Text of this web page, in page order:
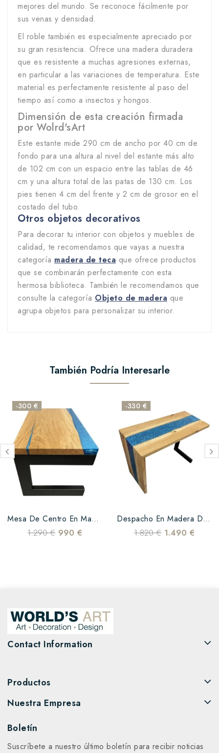
mejores del mundo. Se reconoce fácilmente por
sus venas y densidad.
El roble también es especialmente apreciado por
su gran resistencia. Ofrece una madera duradera
que es resistente a muchas agresiones externas,
en particular a las variaciones de temperatura. Este
material es perfectamente resistente al paso del
tiempo así como a insectos y hongos.
Dimensión de esta creación firmada
por Wolrd'sArt
Este estante mide 290 cm de ancho por 40 cm de
fondo para una altura al nivel del estante más alto
de 102 cm con un espacio entre las tablas de 46
cm y una altura total de las patas de 130 cm. Los
pies tienen 4 cm del frente y 2 cm de grosor en el
costado del tubo.
Otros objetos decorativos
Para decorar tu interior con objetos y muebles de
calidad, te recomendamos que vayas a nuestra
categoría madera de teca que ofrece productos
que se combinarán perfectamente con esta
hermosa biblioteca. También le recomendamos que
consulte la categoría Objeto de madera que
agrupa objetos para personalizar su interior.
También Podría Interesarle
Mesa De Centro En Madera De...
1.290 €
-300 €
990 €
Despacho En Madera De Roble...
1.820 €
-330 €
1.490 €
Contact Information
Productos
Nuestra Empresa
Boletín
Suscríbete a nuestro último boletín para recibir noticias